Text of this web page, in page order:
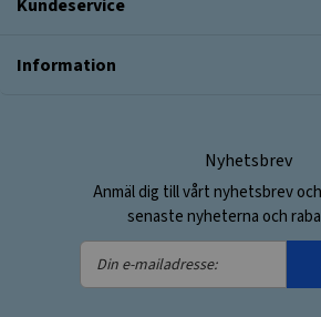
Kundeservice
Information
Nyhetsbrev
Anmäl dig till vårt nyhetsbrev
senaste nyheterna och
Din
e-